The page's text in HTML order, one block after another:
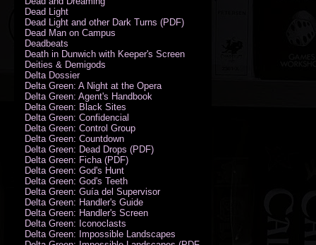
Dead Light
Dead Light and other Dark Turns (PDF)
Dead Man on Campus
Deadbeats
Death in Dunwich with Keeper's Screen
Deities & Demigods
Delta Dossier
Delta Green: A Night at the Opera
Delta Green: Agent's Handbook
Delta Green: Black Sites
Delta Green: Confidencial
Delta Green: Control Group
Delta Green: Countdown
Delta Green: Dead Drops (PDF)
Delta Green: Ficha (PDF)
Delta Green: God's Hunt
Delta Green: God's Teeth
Delta Green: Guía del Supervisor
Delta Green: Handler's Guide
Delta Green: Handler's Screen
Delta Green: Iconoclasts
Delta Green: Impossible Landscapes